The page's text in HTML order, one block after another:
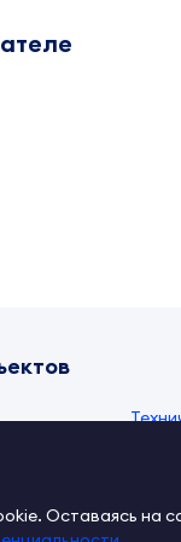
Оставаясь на